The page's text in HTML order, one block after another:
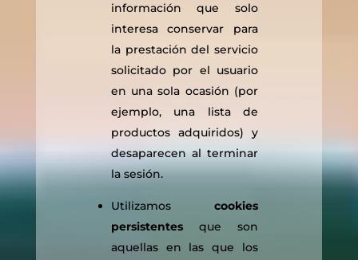
información que solo
interesa conservar para
la prestación del servicio
solicitado por el usuario
en una sola ocasión (por
ejemplo, una lista de
productos adquiridos) y
desaparecen al terminar
la sesión.
Utilizamos cookies
persistentes que son
aquellas en las que los